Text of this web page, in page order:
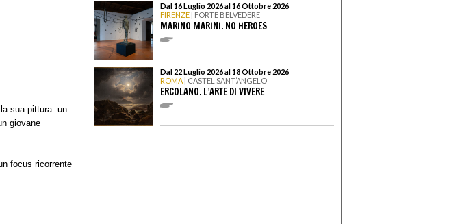
sua pittura: un
giovane
focus ricorrente
Dal 16 Luglio 2026 al 16 Ottobre 2026
FIRENZE | FORTE BELVEDERE
MARINO MARINI. NO HEROES
Dal 22 Luglio 2026 al 18 Ottobre 2026
ROMA | CASTEL SANT’ANGELO
ERCOLANO. L’ARTE DI VIVERE